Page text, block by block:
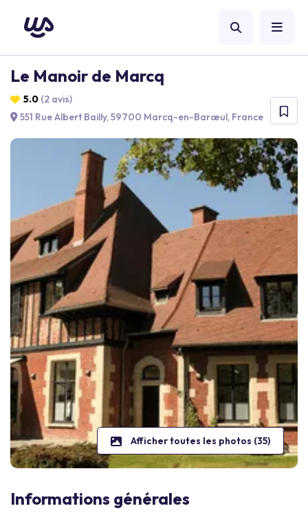
Le Manoir de Marcq
5.0 (2 avis)
551 Rue Albert Bailly, 59700 Marcq-en-Barœul, France
Afficher toutes les photos (35)
Informations générales